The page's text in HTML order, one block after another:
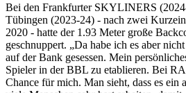
Bei den Frankfurter SKYLINERS
Tübingen (2023-24) - nach zwei
2020 - hatte der 1.93 Meter große
geschnuppert. „Da habe ich es aber
auf der Bank gesessen. Mein
Spieler in der BBL zu etablieren. Bei
Chance für mich. Man sieht, dass es